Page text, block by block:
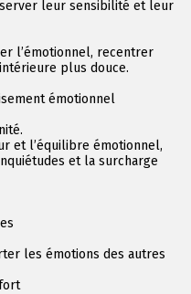
leur sensibilité et leur
l’émotionnel, recentrer
plus douce.
émotionnel
et l’équilibre émotionnel,
et la surcharge
les émotions des autres